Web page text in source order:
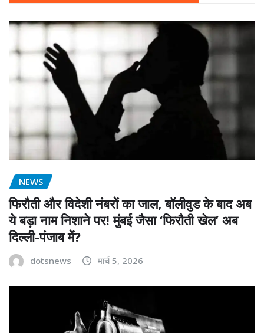
NEWS
फिरौती और विदेशी नंबरों का जाल, बॉलीवुड के बाद अब
ये बड़ा नाम निशाने पर! मुंबई जैसा ‘फिरौती खेल’ अब
दिल्ली-पंजाब में?
dotsnews मार्च 5, 2026